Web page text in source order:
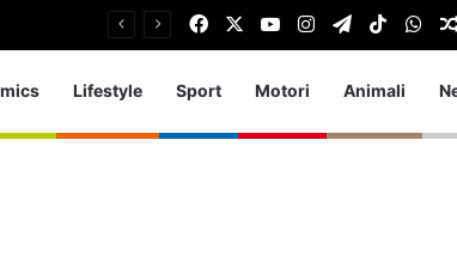
FacebookYou TubeInstagram
TelegramTikTok
Lifestyle Sport Motori Animali